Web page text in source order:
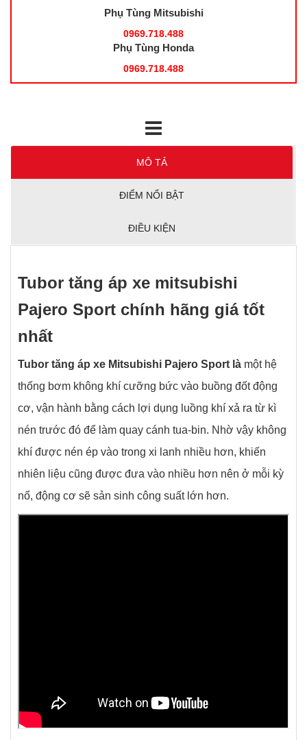
Phụ Tùng Mitsubishi
0969.718.488
Phụ Tùng Honda
0969.718.488
MÔ TẢ
ĐIỂM NỔI BẬT
ĐIỀU KIỆN
Tubor tăng áp xe mitsubishi
Pajero Sport chính hãng giá tốt
nhất
Tubor tăng áp xe Mitsubishi Pajero Sport là một hệ
thống bơm không khí cưỡng bức vào buồng đốt động
cơ, vận hành bằng cách lợi dụng luồng khí xả ra từ kì
nén trước đó để làm quay cánh tua-bin. Nhờ vậy không
khí được nén ép vào trong xi lanh nhiều hơn, khiến
nhiên liệu cũng được đưa vào nhiều hơn nên ở mỗi kỳ
nổ, động cơ sẽ sản sinh công suất lớn hơn.